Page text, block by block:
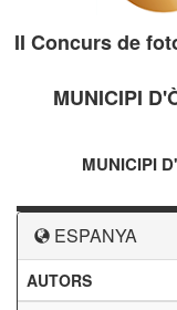
II Concurs de
MUNICIPI
MUNICIPI
ESPANYA
AUTORS